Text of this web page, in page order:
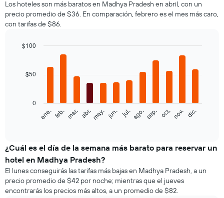
Los hoteles son más baratos en Madhya Pradesh en abril, con un
precio promedio de $36. En comparación, febrero es el mes más caro,
con tarifas de $86.
with
siguiente
el
promedio
de
una
habitación
ene. feb. mar. abr.may. jun. jul. ago. sep. oct. nov. dic.
0
$50
$100
¿Cuál es el día de la semana más barato para reservar un
hotel en Madhya Pradesh?
El lunes conseguirás las tarifas más bajas en Madhya Pradesh, a un
precio promedio de $42 por noche; mientras que el jueves
encontrarás los precios más altos, a un promedio de $82.